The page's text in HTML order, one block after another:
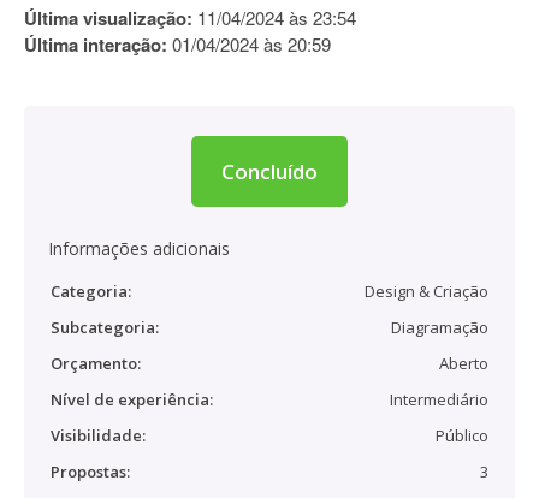
Última visualização: 11/04/2024 às 23:54
Última interação: 01/04/2024 às 20:59
Concluído
Informações adicionais
Categoria:
Design & Criação
Subcategoria:
Diagramação
Orçamento:
Aberto
Nível de experiência:
Intermediário
Visibilidade:
Público
Propostas:
3